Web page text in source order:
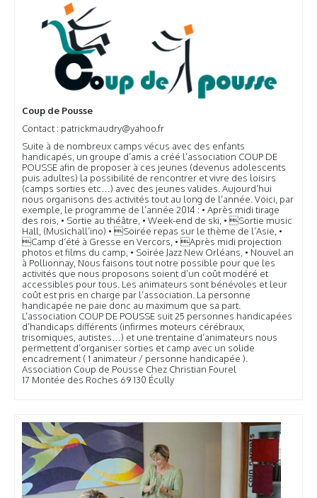
Coup de Pousse
Contact : patrickmaudry@yahoo.fr
Suite à de nombreux camps vécus avec des enfants
handicapés, un groupe d’amis a créé l’association COUP DE
POUSSE afin de proposer à ces jeunes (devenus adolescents
puis adultes) la possibilité de rencontrer et vivre des loisirs
(camps sorties etc…) avec des jeunes valides. Aujourd’hui
nous organisons des activités tout au long de l’année. Voici, par
exemple, le programme de l’année 2014 : • Après midi tirage
des rois, • Sortie au théâtre, • Week-end de ski, • Sortie music
Hall, (Musichall’ino) • Soirée repas sur le thème de l’Asie, •
Camp d‘été à Gresse en Vercors, • Après midi projection
photos et films du camp, • Soirée Jazz New Orléans, • Nouvel an
à Pollionnay, Nous faisons tout notre possible pour que les
activités que nous proposons soient d’un coût modéré et
accessibles pour tous. Les animateurs sont bénévoles et leur
coût est pris en charge par l’association. La personne
handicapée ne paie donc au maximum que sa part.
L’association COUP DE POUSSE suit 25 personnes handicapées
d’handicaps différents (infirmes moteurs cérébraux,
trisomiques, autistes…) et une trentaine d’animateurs nous
permettent d’organiser sorties et camp avec un solide
encadrement ( 1 animateur / personne handicapée ).
Association Coup de Pousse Chez Christian Fourel
17 Montée des Roches 69 130 Écully